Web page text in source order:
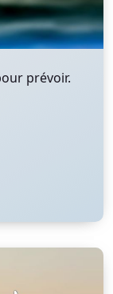
prévoir.